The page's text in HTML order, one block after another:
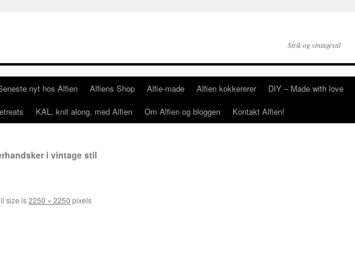
Strik og vintagestil
nyt hos Alfien Alfiens Shop Alfie-made Alfien kokkererer DIY – Made with love
KAL, knit along, med Alfien Om Alfien og bloggen Kontakt Alfien!
i vintage stil
size is2250 × 2250 pixels